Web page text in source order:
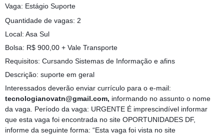
Vaga: Estágio Suporte
Quantidade de vagas: 2
Local: Asa Sul
Bolsa: R$ 900,00 + Vale Transporte
Requisitos: Cursando Sistemas de Informação e afins
Descrição: suporte em geral
Interessados deverão enviar currículo para o e-mail:
tecnologianovatn@gmail.com, informando no assunto o nome
da vaga. Período da vaga: URGENTE É imprescindível informar
que esta vaga foi encontrada no site OPORTUNIDADES DF,
informe da seguinte forma: “Esta vaga foi vista no site